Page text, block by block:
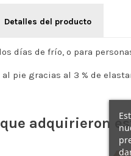
Detalles del producto
días de frío, o para
pie gracias al 3 % de
adquirieron